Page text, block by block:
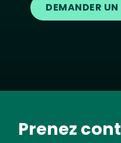
DEMANDER
Prenez